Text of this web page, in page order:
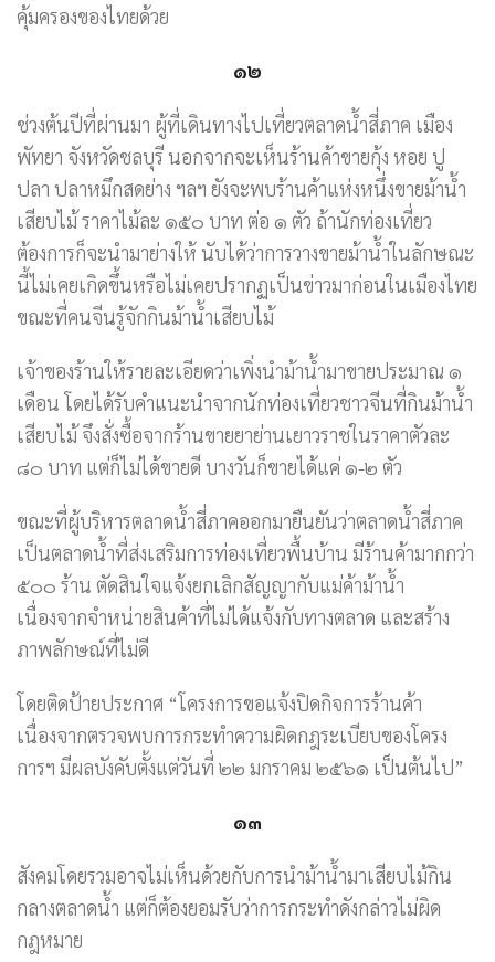
คุ้มครองของไทยด้วย
๑๒
ช่วงต้นปีที่ผ่านมา ผู้ที่เดินทางไปเที่ยวตลาดน้ำสี่ภาค เมือง
พัทยา จังหวัดชลบุรี นอกจากจะเห็นร้านค้าขายกุ้ง หอย ปู
ปลา ปลาหมึกสดย่าง ฯลฯ ยังจะพบร้านค้าแห่งหนึ่งขายม้าน้ำ
เสียบไม้ ราคาไม้ละ ๑๕๐ บาท ต่อ ๑ ตัว ถ้านักท่องเที่ยว
ต้องการก็จะนำมาย่างให้ นับได้ว่าการวางขายม้าน้ำในลักษณะ
นี้ไม่เคยเกิดขึ้นหรือไม่เคยปรากฏเป็นข่าวมาก่อนในเมืองไทย
ขณะที่คนจีนรู้จักกินม้าน้ำเสียบไม้
เจ้าของร้านให้รายละเอียดว่าเพิ่งนำม้าน้ำมาขายประมาณ ๑
เดือน โดยได้รับคำแนะนำจากนักท่องเที่ยวชาวจีนที่กินม้าน้ำ
เสียบไม้ จึงสั่งซื้อจากร้านขายยาย่านเยาวราชในราคาตัวละ
๘๐ บาท แต่ก็ไม่ได้ขายดี บางวันก็ขายได้แค่ ๑-๒ ตัว
ขณะที่ผู้บริหารตลาดน้ำสี่ภาคออกมายืนยันว่าตลาดน้ำสี่ภาค
เป็นตลาดน้ำที่ส่งเสริมการท่องเที่ยวพื้นบ้าน มีร้านค้ามากกว่า
๕๐๐ ร้าน ตัดสินใจแจ้งยกเลิกสัญญากับแม่ค้าม้าน้ำ
เนื่องจากจำหน่ายสินค้าที่ไม่ได้แจ้งกับทางตลาด และสร้าง
ภาพลักษณ์ที่ไม่ดี
โดยติดป้ายประกาศ “โครงการขอแจ้งปิดกิจการร้านค้า
เนื่องจากตรวจพบการกระทำความผิดกฎระเบียบของโครง
การฯ มีผลบังคับตั้งแต่วันที่ ๒๒ มกราคม ๒๕๖๑ เป็นต้นไป”
๑๓
สังคมโดยรวมอาจไม่เห็นด้วยกับการนำม้าน้ำมาเสียบไม้กิน
กลางตลาดน้ำ แต่ก็ต้องยอมรับว่าการกระทำดังกล่าวไม่ผิด
กฎหมาย